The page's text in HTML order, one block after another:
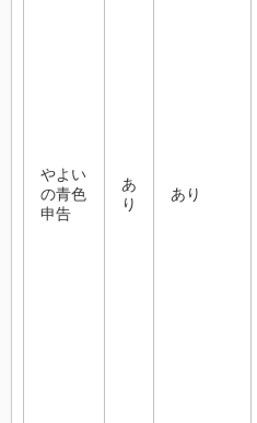
やよい
の青色
申告
あ
り
あり